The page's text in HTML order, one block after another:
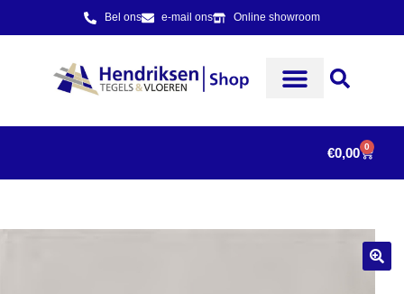
Bel ons e-mail ons Online showroom
€0,00 0